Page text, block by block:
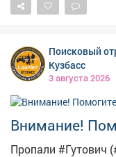
"ЛизаАлерт"
Дарьи: рост 165
каштановые
чёрную футболку,
голубые глаза, одежда
либо известно о
звонить по
Поисковый
Кузбасс
3 августа 2026
Внимание!
Пропали #Гутович